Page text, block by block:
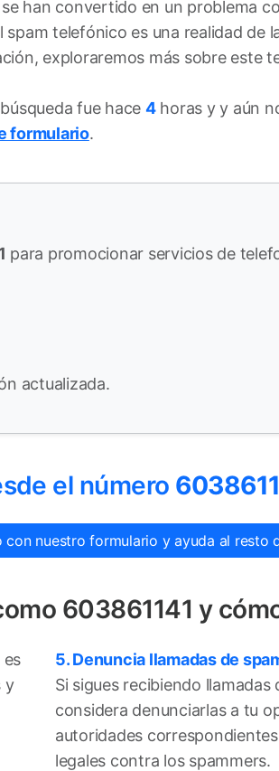
han convertido en un problema
telefónico es una realidad de
exploraremos más sobre este
fue hace 4horas y y aún
formulario.
para promocionar servicios de
actualizada.
el número
con nuestro formulario y ayuda al resto
603861141 y
y
5. Denuncia llamadas de
Si sigues recibiendo
considera denunciarlas a tu
autoridades
legales contra los spammers.